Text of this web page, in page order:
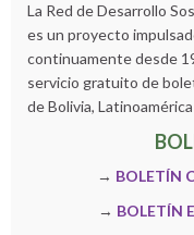
La Red de Desarrollo
es un proyecto
continuamente desde
servicio gratuito de
de Bolivia,
→ BOLETÍN
→ BOLETÍN